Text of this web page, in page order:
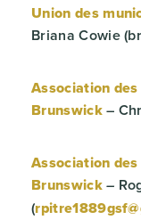
Union des
Briana Cowie
Association
Brunswick–
Association
Brunswick–
(